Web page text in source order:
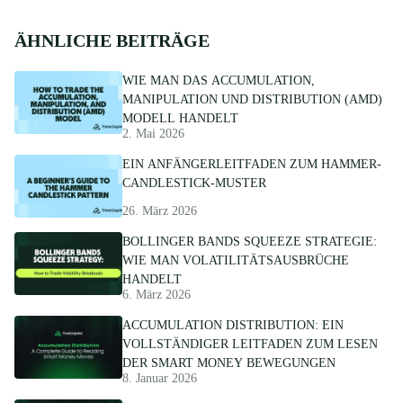
ÄHNLICHE BEITRÄGE
WIE MAN DAS ACCUMULATION,
MANIPULATION UND DISTRIBUTION (AMD)
MODELL HANDELT
2. Mai 2026
EIN ANFÄNGERLEITFADEN ZUM HAMMER-
CANDLESTICK-MUSTER
26. März 2026
BOLLINGER BANDS SQUEEZE STRATEGIE:
WIE MAN VOLATILITÄTSAUSBRÜCHE
HANDELT
6. März 2026
ACCUMULATION DISTRIBUTION: EIN
VOLLSTÄNDIGER LEITFADEN ZUM LESEN
DER SMART MONEY BEWEGUNGEN
8. Januar 2026